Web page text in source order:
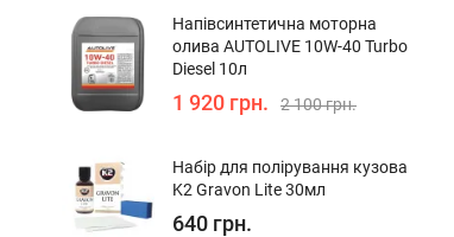
Напівсинтетична моторна
олива AUTOLIVE 10W-40 Turbo
Diesel 10л
1 920 грн. 2 100 грн.
Набір для полірування кузова
K2 Gravon Lite 30мл
640 грн.